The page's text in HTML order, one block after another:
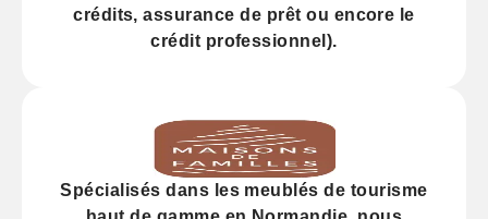
crédits,assurance de prêt ou encore le
crédit professionnel).
Spécialisés dans les meublés de tourisme